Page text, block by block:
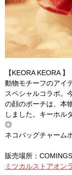
【KEORA KEORA 】
動物モチーフのアイ
スペシャルコラボ。
の顔のポーチは、本
しました。キーホル
◎
ネコバッグチャー
販売場所：
ミツカルストアオン